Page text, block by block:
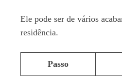
Ele pode ser de vários
residência.
Passo